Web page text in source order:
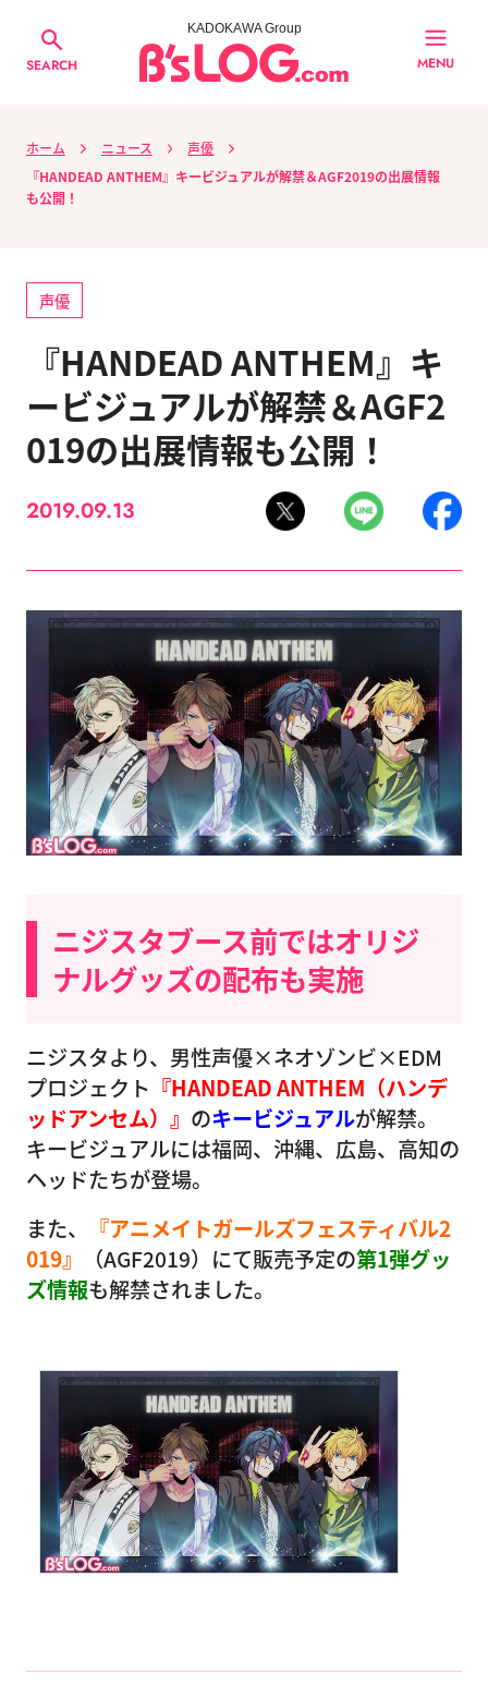
SEARCH
KADOKAWA Group
MENU
ホーム ニュース
声優
『HANDEAD ANTHEM』キービジュアルが解禁＆AGF2019の出展情報
も公開！
声優
『HANDEAD ANTHEM』キ
ービジュアルが解禁＆AGF2
019の出展情報も公開！
2019.09.13
ニジスタブース前ではオリジ
ナルグッズの配布も実施
ニジスタより、男性声優×ネオゾンビ×EDM
プロジェクト 『HANDEAD ANTHEM（ハンデ
ッドアンセム）』 のキービジュアルが解禁。
キービジュアルには福岡、沖縄、広島、高知の
ヘッドたちが登場。
また、
『アニメイトガールズフェスティバル2
019』
（AGF2019）にて販売予定の第1弾グッ
ズ情報も解禁されました。